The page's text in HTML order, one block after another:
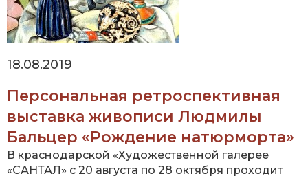
18.08.2019
Персональная ретроспективная
выставка живописи Людмилы
Бальцер «Рождение натюрморта»
В краснодарской «Художественной галерее
«САНТАЛ» с 20 августа по 28 октября проходит